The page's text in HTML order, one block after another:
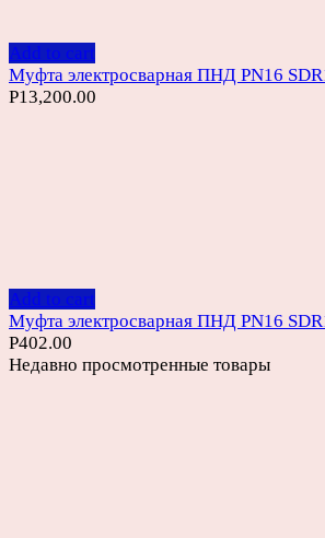
Add to cart
Муфта электросварная ПНД PN16
Р13,200.00
Add to cart
Муфта электросварная ПНД PN16
Р402.00
Недавно просмотренные товары